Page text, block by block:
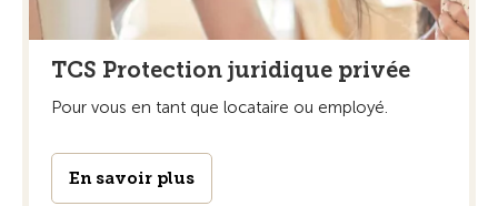
TCS Protection juridique privée
Pour vous en tant que locataire ou employé.
En savoir plus